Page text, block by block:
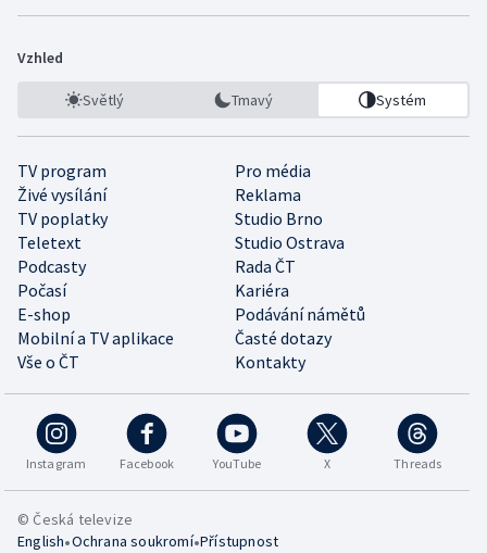
Vzhled
Světlý Tmavý Systém
TV program
Pro média
Živé vysílání
Reklama
TV poplatky
Studio Brno
Teletext
Studio Ostrava
Podcasty
Rada ČT
Počasí
Kariéra
E-shop
Podávání námětů
Mobilní a TV aplikace
Časté dotazy
Vše o ČT
Kontakty
Instagram Facebook YouTube X Threads
© Česká televize
English•Ochrana soukromí•Přístupnost